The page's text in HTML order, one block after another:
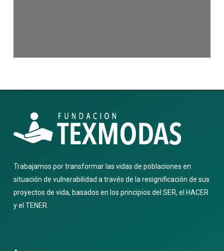
Trabajamos por transformar las vidas de poblaciones en
situación de vulnerabilidad a través de la resignificación de sus
proyectos de vida, basados en los principios del SER, el HACER
y el TENER.